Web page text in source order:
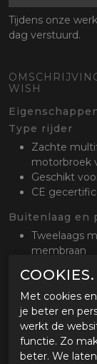
Tijdens onze
dag verstuurd.
WISH
Type rijder
Zachte
motorbroek
Geschikt
CE
Buitenlaag en
Tweelaags
membraan
High-Art
knieën
Verstelbare
Ventilatie
COOKIES.
Met cookies
je beter en
werkt de
functie. Zo
beter. We